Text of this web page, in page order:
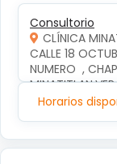
Consultorio
CLÍNICA
CALLE 18
NUMERO  ,
Horarios